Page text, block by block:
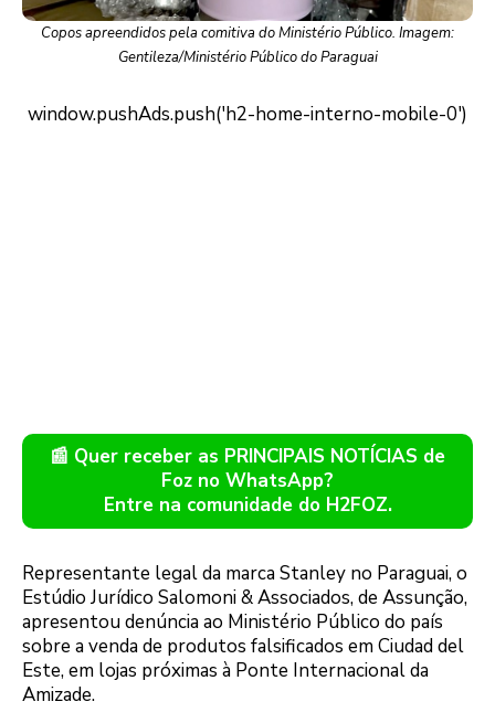
Copos apreendidos pela comitiva do Ministério Público. Imagem:
Gentileza/Ministério Público do Paraguai
📰 Quer receber as PRINCIPAIS NOTÍCIAS de
Foz no WhatsApp?
Entre na comunidade do H2FOZ.
Representante legal da marca Stanley no Paraguai, o
Estúdio Jurídico Salomoni & Associados, de Assunção,
apresentou denúncia ao Ministério Público do país
sobre a venda de produtos falsificados em Ciudad del
Este, em lojas próximas à Ponte Internacional da
Amizade.